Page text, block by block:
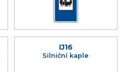
IJ16
Silniční kaple